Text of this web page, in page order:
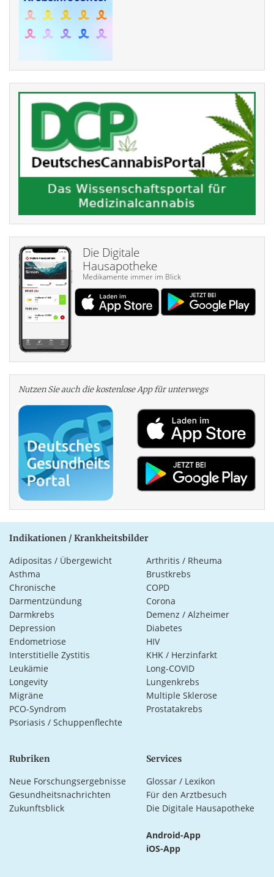
Die Digitale
Hausapotheke
Medikamente immer im Blick
Nutzen Sie auch die kosten­lose App für unterwegs
Indikationen / Krankheitsbilder
Adipositas / Übergewicht
Arthritis / Rheuma
Asthma
Brustkrebs
Chronische
Darmentzündung
COPD
Corona
Darmkrebs
Demenz / Alzheimer
Depression
Diabetes
Endometriose
HIV
Interstitielle Zystitis
KHK / Herzinfarkt
Leukämie
Long-COVID
Longevity
Lungenkrebs
Migräne
Multiple Sklerose
PCO-Syndrom
Prostatakrebs
Psoriasis / Schuppenflechte
Rubriken
Neue Forschungsergebnisse
Gesundheitsnachrichten
Zukunftsblick
Services
Glossar / Lexikon
Für den Arztbesuch
Die Digitale Hausapotheke
Android-App
iOS-App